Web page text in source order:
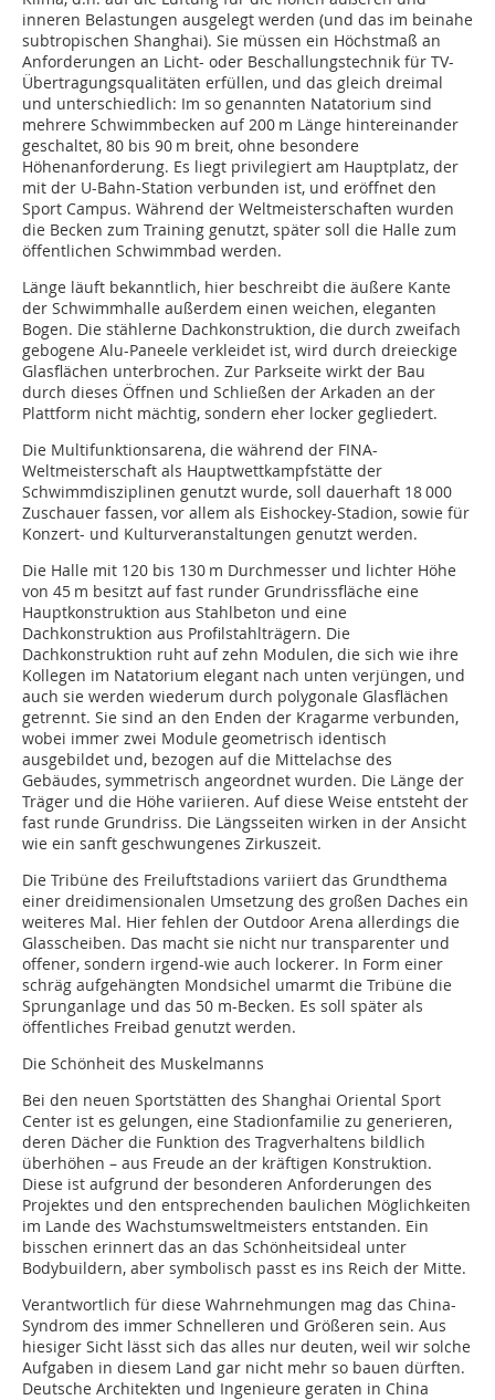
inneren Belastungen ausgelegt werden (und das im beinahe
subtropischen Shanghai). Sie müssen ein Höchstmaß an
Anforderungen an Licht- oder Beschallungstechnik für TV-
Übertragungsqualitäten erfüllen, und das gleich dreimal
und unterschiedlich: Im so genannten Natatorium sind
mehrere Schwimmbecken auf 200 m Länge hintereinander
geschaltet, 80 bis 90 m breit, ohne besondere
Höhenanforderung. Es liegt privilegiert am Hauptplatz, der
mit der U-Bahn-Station verbunden ist, und eröffnet den
Sport Campus. Während der Weltmeisterschaften wurden
die Becken zum Training genutzt, später soll die Halle zum
öffentlichen Schwimmbad werden.
Länge läuft bekanntlich, hier beschreibt die äußere Kante
der Schwimmhalle außerdem einen weichen, eleganten
Bogen. Die stählerne Dachkonstruktion, die durch zweifach
gebogene Alu-Paneele verkleidet ist, wird durch dreieckige
Glasflächen unter­brochen. Zur Parkseite wirkt der Bau
durch dieses Öffnen und Schließen der Arkaden an der
Plattform nicht mächtig, sondern eher locker gegliedert.
Die Multifunktionsarena, die während der FINA-
Weltmeisterschaft als Hauptwettkampfstätte der
Schwimmdisziplinen genutzt wurde, soll dauerhaft 18 000
Zuschauer fassen, vor allem als Eishockey-Stadion, sowie für
Konzert- und Kulturveranstaltungen genutzt werden.
Die Halle mit 120 bis 130 m Durchmesser und lichter Höhe
von 45 m besitzt auf fast runder Grundrissfläche eine
Hauptkonstruktion aus Stahlbeton und eine
Dachkonstruktion aus Profilstahlträgern. Die
Dachkonstruktion ruht auf zehn Modulen, die sich wie ihre
Kollegen im Natatorium elegant nach unten verjüngen, und
auch sie werden wiederum durch polygonale Glasflächen
getrennt. Sie sind an den Enden der Kragarme verbunden,
wobei immer zwei Module geometrisch identisch
ausgebildet und, bezogen auf die Mittelachse des
Gebäudes, symmetrisch angeordnet wurden. Die Länge der
Träger und die Höhe variieren. Auf diese Weise entsteht der
fast runde Grundriss. Die Längsseiten wirken in der Ansicht
wie ein sanft geschwungenes Zirkuszeit.
Die Tribüne des Freiluftstadions variiert das Grundthema
einer dreidimensionalen Umsetzung des großen Daches ein
weiteres Mal. Hier fehlen der Outdoor Arena allerdings die
Glasscheiben. Das macht sie nicht nur transparenter und
offener, sondern irgend-wie auch lockerer. In Form einer
schräg aufgehängten Mondsichel umarmt die Tribüne die
Sprunganlage und das 50 m-Becken. Es soll später als
öffentliches Freibad genutzt werden.
Die Schönheit des Muskelmanns
Bei den neuen Sportstätten des Shanghai Oriental Sport
Center ist es gelungen, eine Stadionfamilie zu generieren,
deren Dächer die Funktion des Tragverhaltens bildlich
überhöhen – aus Freude an der kräftigen Konstruktion.
Diese ist aufgrund der besonderen Anforderungen des
Projektes und den entsprechen­den baulichen Möglichkeiten
im Lande des Wachstumsweltmeisters entstanden. Ein
bisschen erinnert das an das Schönheitsideal unter
Bodybuildern, aber symbolisch passt es ins Reich der Mitte.
Verantwortlich für diese Wahrnehmungen mag das China-
Syndrom des immer Schnelleren und Größeren sein. Aus
hiesiger Sicht lässt sich das alles nur deuten, weil wir solche
Aufgaben in diesem Land gar nicht mehr so bauen dürften.
Deutsche Architekten und Ingenieure geraten in China